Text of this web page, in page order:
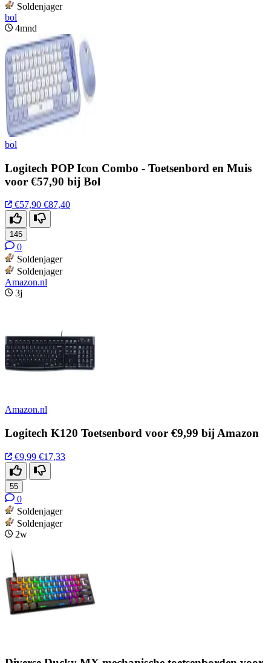
Soldenjager
bol
4mnd
bol
Logitech POP Icon Combo - Toetsenbord en Muis
voor €57,90 bij Bol
€57,90 €87,40
145
0
Soldenjager
Soldenjager
Amazon.nl
3j
Amazon.nl
Logitech K120 Toetsenbord voor €9,99 bij Amazon
€9,99 €17,33
55
0
Soldenjager
Soldenjager
2w